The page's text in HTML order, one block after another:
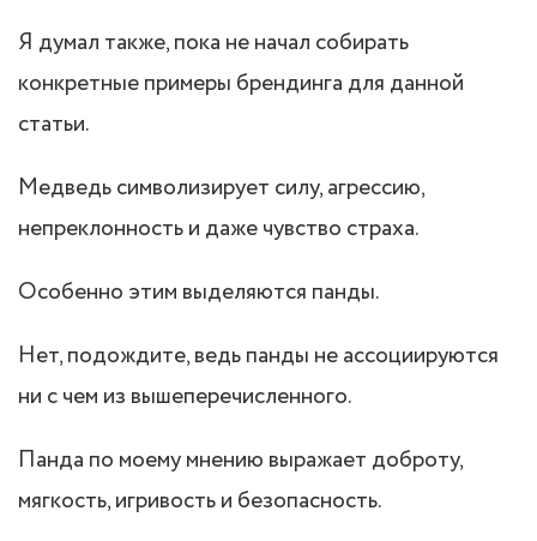
Я думал также, пока не начал собирать
конкретные примеры брендинга для данной
статьи.
Медведь символизирует силу, агрессию,
непреклонность и даже чувство страха.
Особенно этим выделяются панды.
Нет, подождите, ведь панды не ассоциируются
ни с чем из вышеперечисленного.
Панда по моему мнению выражает доброту,
мягкость, игривость и безопасность.